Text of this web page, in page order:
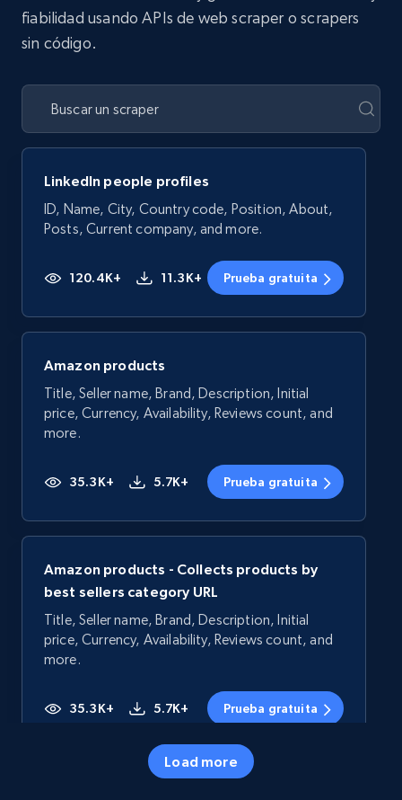
fiabilidad usando APIs de web scraper o scrapers
sin código.
LinkedIn people profiles
ID, Name, City, Country code, Position, About,
Posts, Current company, and more.
120.4K+ 11.3K+ Prueba gratuita
Amazon products
Title, Seller name, Brand, Description, Initial
price, Currency, Availability, Reviews count, and
more.
35.3K+ 5.7K+ Prueba gratuita
Amazon products - Collects products by
best sellers category URL
Title, Seller name, Brand, Description, Initial
price, Currency, Availability, Reviews count, and
more.
35.3K+ 5.7K+ Prueba gratuita
Load more